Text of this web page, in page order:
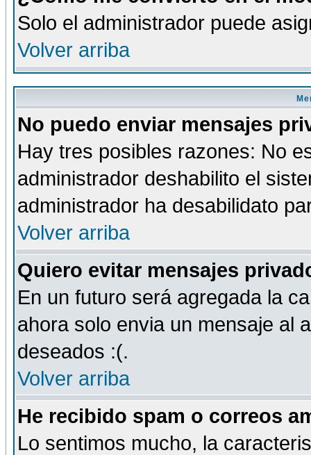
Solo el administrador puede
Volver arriba
No puedo enviar mensajes
Hay tres posibles razones: No
administrador deshabilito el
administrador ha desabilidato
Volver arriba
Quiero evitar mensajes
En un futuro será agregada la
ahora solo envia un mensaje al
deseados :(.
Volver arriba
He recibido spam o correos
Lo sentimos mucho, la